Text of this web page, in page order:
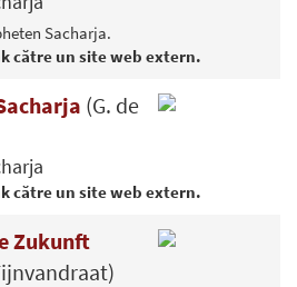
Sacharja.
către un site web extern.
(G. de
către un site web extern.
Zukunft